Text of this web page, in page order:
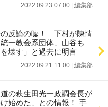
2022.09.23 07:00 編集部
反論の嘘！ 下村が陳情
一教会系団体、山谷も
壊す」と過去に明言
2022.09.21 11:00 編集部
の萩生田光一政調会長が
始めた、との情報！ 手